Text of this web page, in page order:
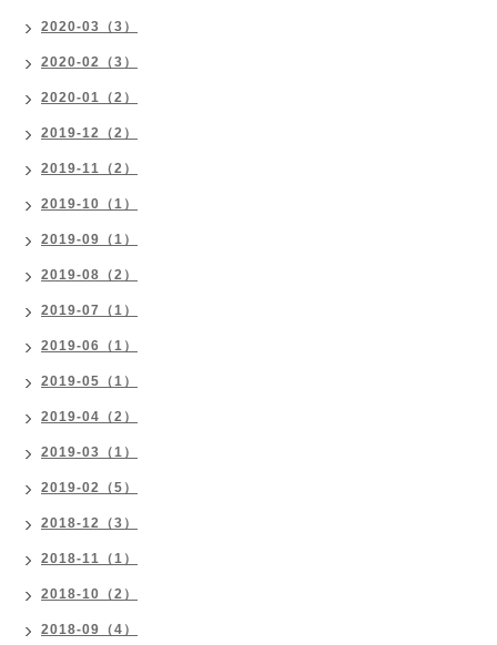
2020-03（3）
2020-02（3）
2020-01（2）
2019-12（2）
2019-11（2）
2019-10（1）
2019-09（1）
2019-08（2）
2019-07（1）
2019-06（1）
2019-05（1）
2019-04（2）
2019-03（1）
2019-02（5）
2018-12（3）
2018-11（1）
2018-10（2）
2018-09（4）